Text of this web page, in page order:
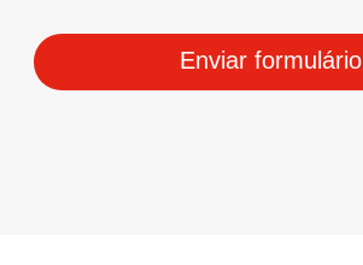
Enviar formulário